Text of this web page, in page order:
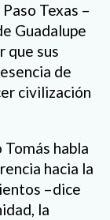
Texas –
Guadalupe
que sus
de
civilización
habla
hacia la
–dice
la